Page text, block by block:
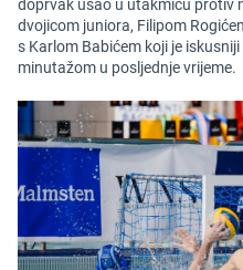
doprvak ušao u utakmicu protiv
dvojicom juniora, Filipom
s Karlom Babićem koji je
minutažom u posljednje vrijeme.